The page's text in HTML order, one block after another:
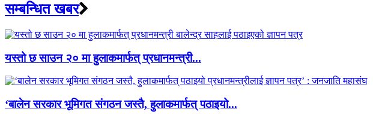
सम्बन्धित खबर
यस्तो छ साउन २० मा हुलाकमार्फत् प्रधानमन्त्री...
‘बालेन सरकार भूमिगत संगठन जस्तै, हुलाकमार्फत् पठाइयो...